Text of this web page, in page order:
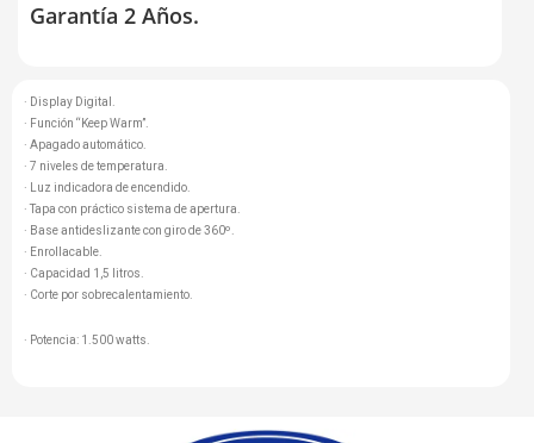
Garantía 2 Años.
· Display Digital.
· Función “Keep Warm”.
· Apagado automático.
· 7 niveles de temperatura.
· Luz indicadora de encendido.
· Tapa con práctico sistema de apertura.
· Base antideslizante con giro de 360º.
· Enrollacable.
· Capacidad 1,5 litros.
· Corte por sobrecalentamiento.
· Potencia: 1.500 watts.